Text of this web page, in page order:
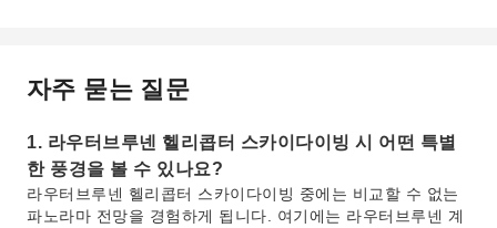
자주 묻는 질문
1. 라우터브루넨 헬리콥터 스카이다이빙 시 어떤 특별
한 풍경을 볼 수 있나요?
라우터브루넨 헬리콥터 스카이다이빙 중에는 비교할 수 없는
파노라마 전망을 경험하게 됩니다. 여기에는 라우터브루넨 계